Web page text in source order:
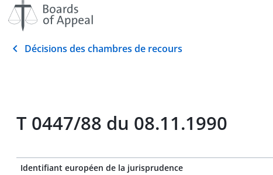
Décisions des chambres de recours
T 0447/88 du 08.11.1990
Identifiant européen de la jurisprudence